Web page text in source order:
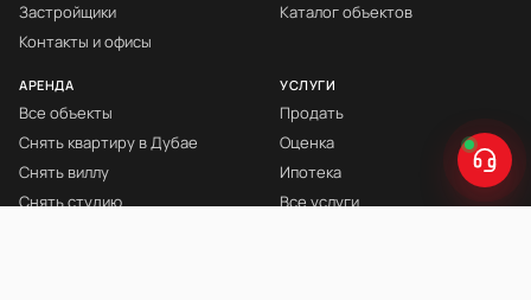
Застройщики
Контакты и офисы
Каталог объектов
АРЕНДА
Все объекты
Снять квартиру в Дубае
Снять виллу
Снять студию
УСЛУГИ
Продать
Оценка
Ипотека
Все услуги